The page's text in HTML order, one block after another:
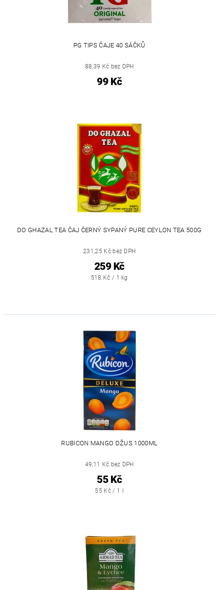
PG TIPS ČAJE 40 SÁČKŮ
88,39 Kč bez DPH
99 Kč
DO GHAZAL TEA ČAJ ČERNÝ SYPANÝ PURE CEYLON TEA 500G
231,25 Kč bez DPH
259 Kč
518 Kč / 1 kg
RUBICON MANGO DŽUS 1000ML
49,11 Kč bez DPH
55 Kč
55 Kč / 1 l